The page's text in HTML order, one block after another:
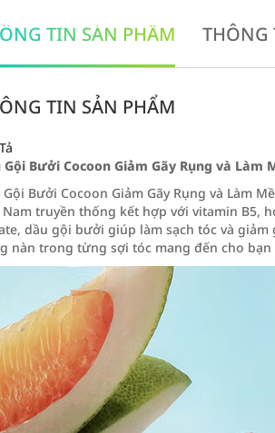
TIN SẢN PHẨM THÔNG
TIN SẢN PHẨM
Gội Bưởi Cocoon Giảm Gãy Rụng và Làm
Gội Bưởi Cocoon Giảm Gãy Rụng và Làm
Nam truyền thống kết hợp với vitamin B5,
dầu gội bưởi giúp làm sạch tóc và
nàn trong từng sợi tóc mang đến cho